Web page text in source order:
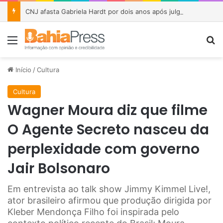
Menu
Início /Cultura
Cultura
Wagner Moura diz que filme
O Agente Secreto nasceu da
perplexidade com governo
Jair Bolsonaro
Em entrevista ao talk show Jimmy Kimmel Live!,
ator brasileiro afirmou que produção dirigida por
Kleber Mendonça Filho foi inspirada pelo